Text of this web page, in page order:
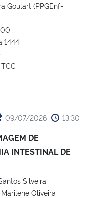
Humanos
Goulart (PPGEnf-
1444
09/07/2026 13:30
DE
INTESTINAL DE
Silveira
Oliveira